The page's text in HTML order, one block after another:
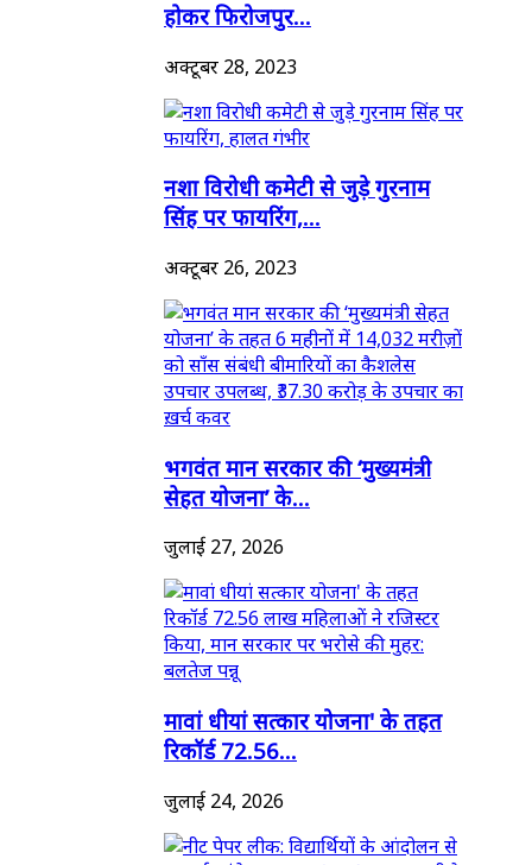
होकर फिरोजपुर...
अक्टूबर 28, 2023
नशा विरोधी कमेटी से जुड़े गुरनाम
सिंह पर फायरिंग,...
अक्टूबर 26, 2023
भगवंत मान सरकार की ‘मुख्यमंत्री
सेहत योजना’ के...
जुलाई 27, 2026
मावां धीयां सत्कार योजना' के तहत
रिकॉर्ड 72.56...
जुलाई 24, 2026